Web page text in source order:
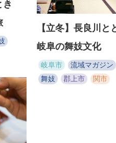
【立冬】長良川と
岐阜の舞妓文化
岐阜市 流域マガジン
舞妓
郡上市 関市